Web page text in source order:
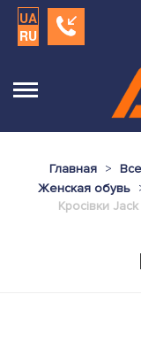
UA
RU
Главная
Женская обувь
Кросівки